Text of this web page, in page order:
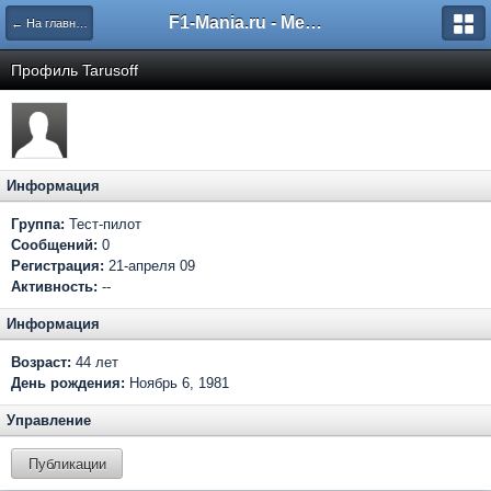
← На главную F1-Mania.ru - Международный чемпионат по симрейсингу
Профиль Tarusoff
Информация
Группа: Тест-пилот
Сообщений: 0
Регистрация: 21-апреля 09
Активность: --
Информация
Возраст: 44 лет
День рождения: Ноябрь 6, 1981
Управление
Публикации